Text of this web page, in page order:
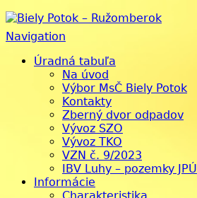
Biely Potok – Ružomberok
Navigation
Úradná tabuľa
Na úvod
Výbor MsČ Biely Potok
Kontakty
Zberný dvor odpadov
Vývoz SZO
Vývoz TKO
VZN č. 9/2023
IBV Luhy – pozemky JPÚ
Informácie